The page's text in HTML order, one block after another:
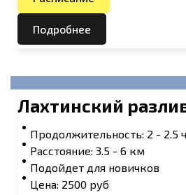
Подробнее
Лахтинский
Продолжительность: 2 - 2.5
Расстояние: 3.5 - 6 км
Подойдет для новичков
Цена: 2500 руб